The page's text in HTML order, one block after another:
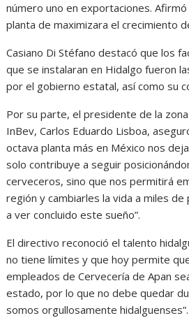
número uno en exportaciones.
planta de maximizara el crecimiento
Casiano Di Stéfano destacó que los
que se instalaran en Hidalgo fueron
por el gobierno estatal, así como su
Por su parte, el presidente de la
InBev, Carlos Eduardo Lisboa,
octava planta más en México nos
solo contribuye a seguir
cerveceros, sino que nos permitirá
región y cambiarles la vida a miles
a ver concluido este sueño”.
El directivo reconoció el talento
no tiene límites y que hoy permite
empleados de Cervecería de Apan
estado, por lo que no debe quedar
somos orgullosamente hidalguenses”.